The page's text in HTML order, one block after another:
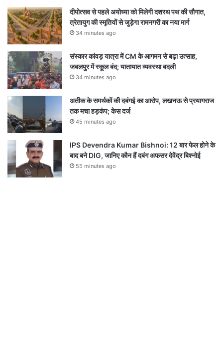
दीपोत्सव से पहले अयोध्या को मिलेगी दशरथ पथ की सौगात,
त्रेतायुग की स्मृतियों से जुड़ेगा रामनगरी का नया मार्ग
34 minutes ago
संस्कार कांवड़ यात्रा में CM के आगमन से बढ़ा उत्साह,
जबलपुर में स्कूल बंद; यातायात व्यवस्था बदली
34 minutes ago
अतीक के समर्थकों की दबंगई का आरोप, लखनऊ से प्रयागराज
तक मचा हड़कंप; केस दर्ज
45 minutes ago
IPS Devendra Kumar Bishnoi: 12 बार फेल होने के
बाद बने DIG, जानिए कौन हैं दबंग अफसर देवेंद्र बिश्नोई
55 minutes ago